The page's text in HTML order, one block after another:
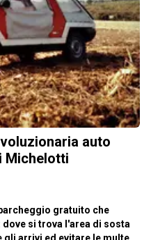
auto
Michelotti
gratuito che
dove si trova l'area di sosta